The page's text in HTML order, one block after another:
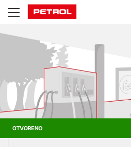
Prodajna
mjesta
OTVORENO